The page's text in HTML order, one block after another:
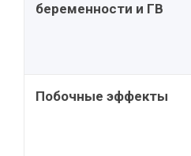
беременности и ГВ
Побочные эффекты